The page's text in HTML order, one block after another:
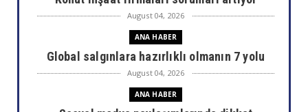
August 04, 2026
ANA HABER
Global salgınlara hazırlıklı olmanın 7 yolu
August 04, 2026
ANA HABER